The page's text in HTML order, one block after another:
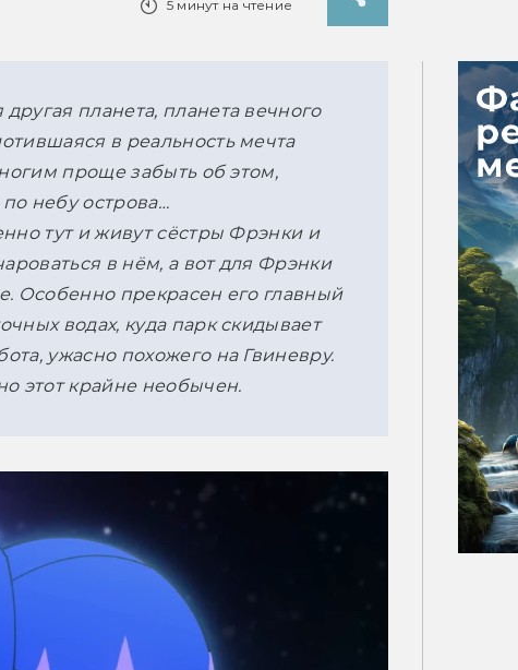
5 минут на чтение
планета, планета вечного
в реальность мечта
проще забыть об этом,
небу острова…
тут и живут сёстры Фрэнки и
в нём, а вот для Фрэнки
Особенно прекрасен его главный
водах, куда парк скидывает
ужасно похожего на Гвиневру.
этот крайне необычен.